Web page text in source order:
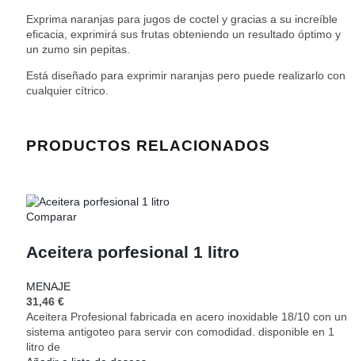
Exprima naranjas para jugos de coctel y gracias a su increíble
eficacia, exprimirá sus frutas obteniendo un resultado óptimo y
un zumo sin pepitas.
Está diseñado para exprimir naranjas pero puede realizarlo con
cualquier cítrico.
PRODUCTOS RELACIONADOS
Comparar
Aceitera porfesional 1 litro
MENAJE
31,46 €
Aceitera Profesional fabricada en acero inoxidable 18/10 con un
sistema antigoteo para servir con comodidad. disponible en 1
litro de